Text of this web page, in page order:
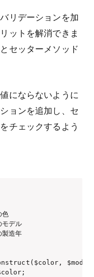
リデーションを加
ットを解消できま
セッターメソッド
にならないように
ョンを追加し、セ
チェックするよう
デル
造年